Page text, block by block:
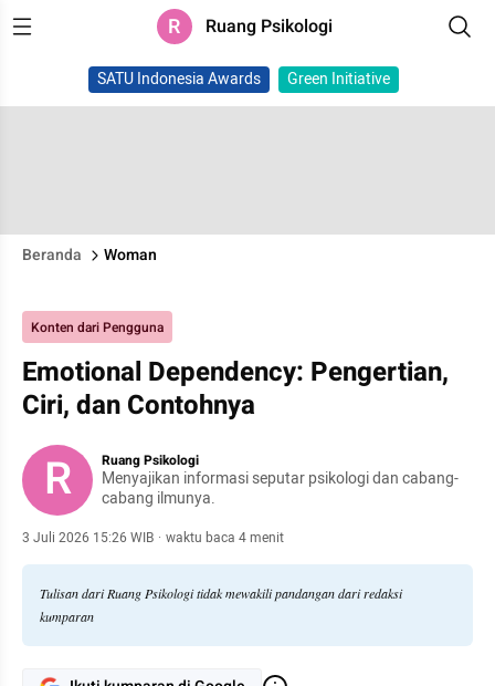
R Ruang Psikologi
SATU Indonesia Awards Green Initiative
Beranda Woman
Konten dari Pengguna
Emotional Dependency: Pengertian,
Ciri, dan Contohnya
R Ruang Psikologi
Menyajikan informasi seputar psikologi dan cabang-
cabang ilmunya.
3 Juli 2026 15:26 WIB · waktu baca 4 menit
Tulisan dari Ruang Psikologi tidak mewakili pandangan dari redaksi
kumparan